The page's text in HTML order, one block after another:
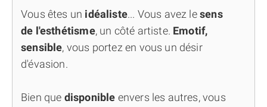
Vous êtes un idéaliste... Vous avez lesens
de l'esthétisme, un côté artiste. Emotif,
sensible, vous portez en vous un désir
d'évasion.
Bien que disponible envers les autres, vous